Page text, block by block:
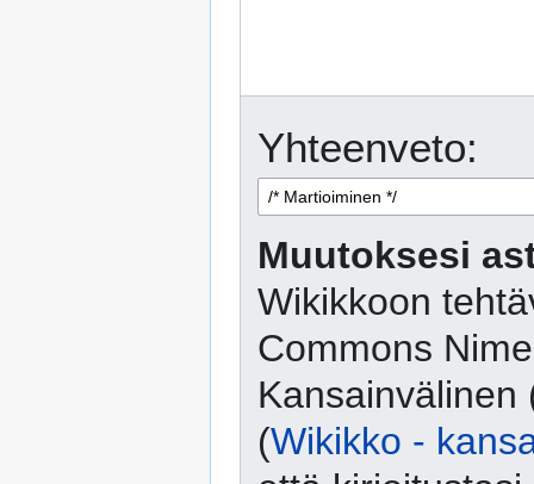
Yhteenveto:
Muutoksesi
Wikikkoon
Commons
Kansainvälinen
(Wikikko -